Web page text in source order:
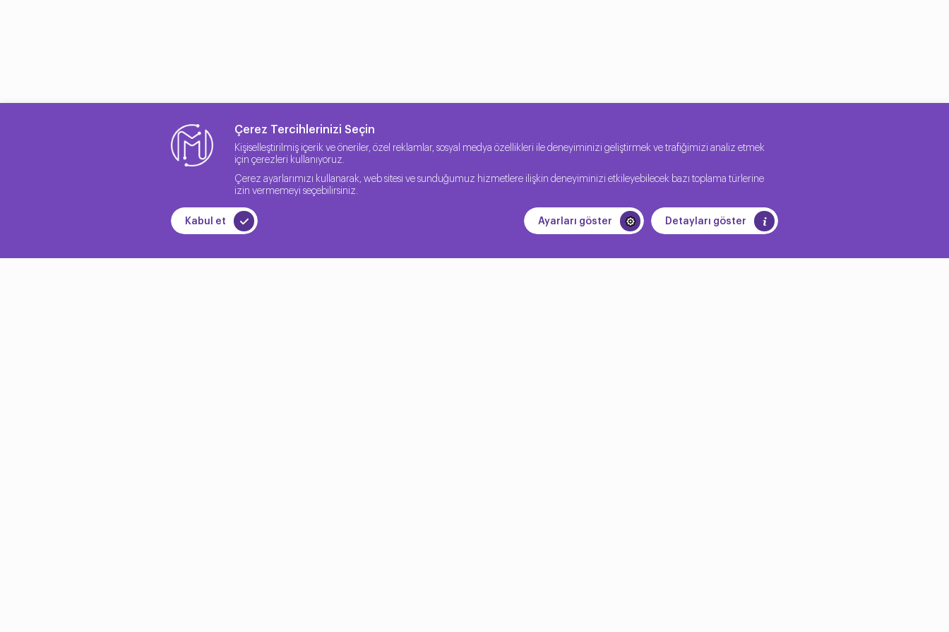
Çerez Tercihlerinizi Seçin
Kişiselleştirilmiş içerik ve öneriler, özel reklamlar, sosyal medya özellikleri ile deneyiminizi geliştirmek ve trafiğimizi analiz etmek
için çerezleri kullanıyoruz.
Çerez ayarlarımızı kullanarak, web sitesi ve sunduğumuz hizmetlere ilişkin deneyiminizi etkileyebilecek bazı toplama türlerine
izin vermemeyi seçebilirsiniz.
Kabul et Ayarları göster Detayları göster